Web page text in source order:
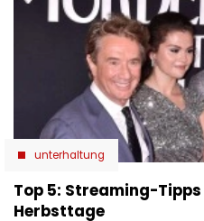
unterhaltung
Top 5: Streaming-
Herbsttage